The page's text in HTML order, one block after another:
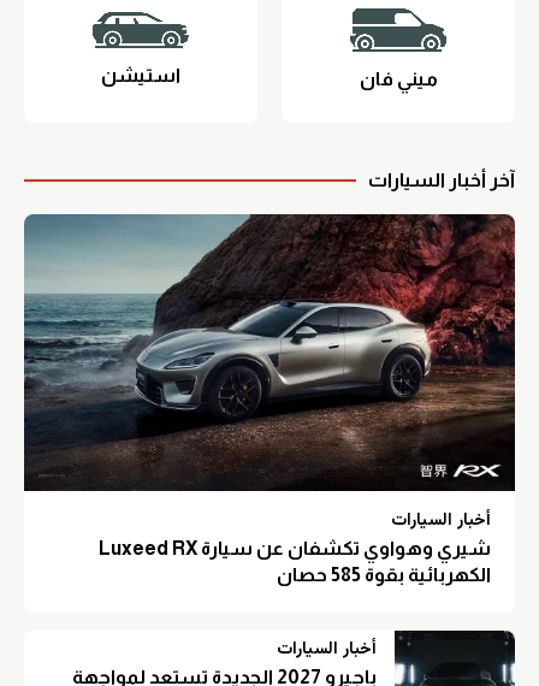
ميني فان استيشن
آخر أخبار السيارات
أخبار السيارات
شيري وهواوي تكشفان عن سيارة Luxeed RX
الكهربائية بقوة 585 حصان
أخبار السيارات
باجيرو 2027 الجديدة تستعد لمواجهة